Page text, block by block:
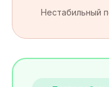
Нестабильный